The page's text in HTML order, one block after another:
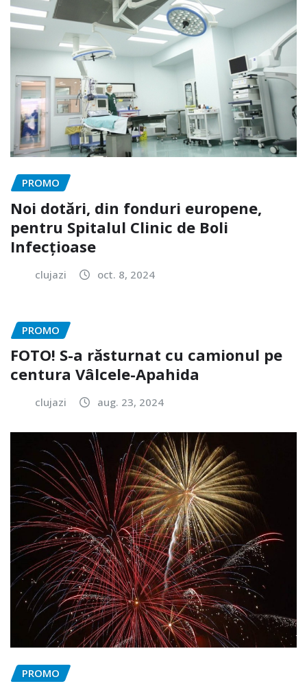
PROMO
Noi dotări, din fonduri europene,
pentru Spitalul Clinic de Boli
Infecțioase
clujazi oct. 8, 2024
PROMO
FOTO! S-a răsturnat cu camionul pe
centura Vâlcele-Apahida
clujazi aug. 23, 2024
PROMO